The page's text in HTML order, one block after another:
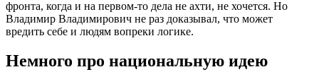
фронта, когда и на первом-то дела не ахти, не хочется. Но
Владимир Владимирович не раз доказывал, что может
вредить себе и людям вопреки логике.
Немного про национальную идею